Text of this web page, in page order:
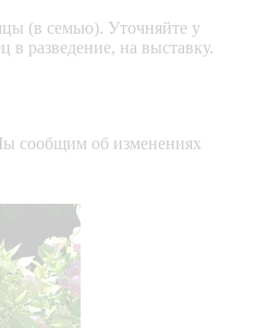
(в семью). Уточняйте у
в разведение, на выставку.
сообщим об изменениях